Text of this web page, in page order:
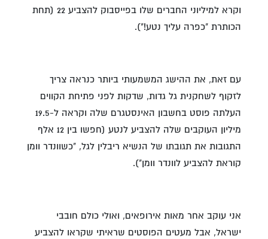
וקרא למיליוני החברים שלו בפייסבוק להצביע 22 (תחת
הכותרת "כפרה עליך נטע!").
עם זאת, את ההישג המשמעותי ביותר כנראה צריך
לזקוף לשחקנית גל גדות, שדקות לפני פתיחת הקווים
העלתה פוסט בחשבון האינסטגרם שלה וקראה ל-19.5
מיליון העוקבים שלה להצביע לנטע (חפשו בין 12 אלף
התגובות את תגובתו של הנשיא ריבלין לגל, "כשוונדר וומן
קוראת להצביע לוונדר וומן").
אני עוקב אחר מאות אירופאים, ואולי כולם חובבי
ישראל, אבל מעטים הפוסטים שראיתי שקראו להצביע